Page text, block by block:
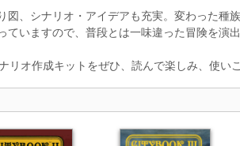
、シナリオ・アイデアも充実。変わった種
ていますので、普段とは一味違った冒険を演
オ作成キットをぜひ、読んで楽しみ、使い